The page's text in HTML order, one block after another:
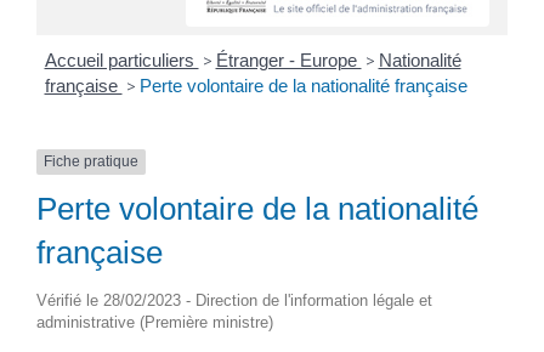
Accueil particuliers > Étranger - Europe > Nationalité
française > Perte volontaire de la nationalité française
Fiche pratique
Perte volontaire de la nationalité
française
Vérifié le 28/02/2023 - Direction de l'information légale et
administrative (Première ministre)